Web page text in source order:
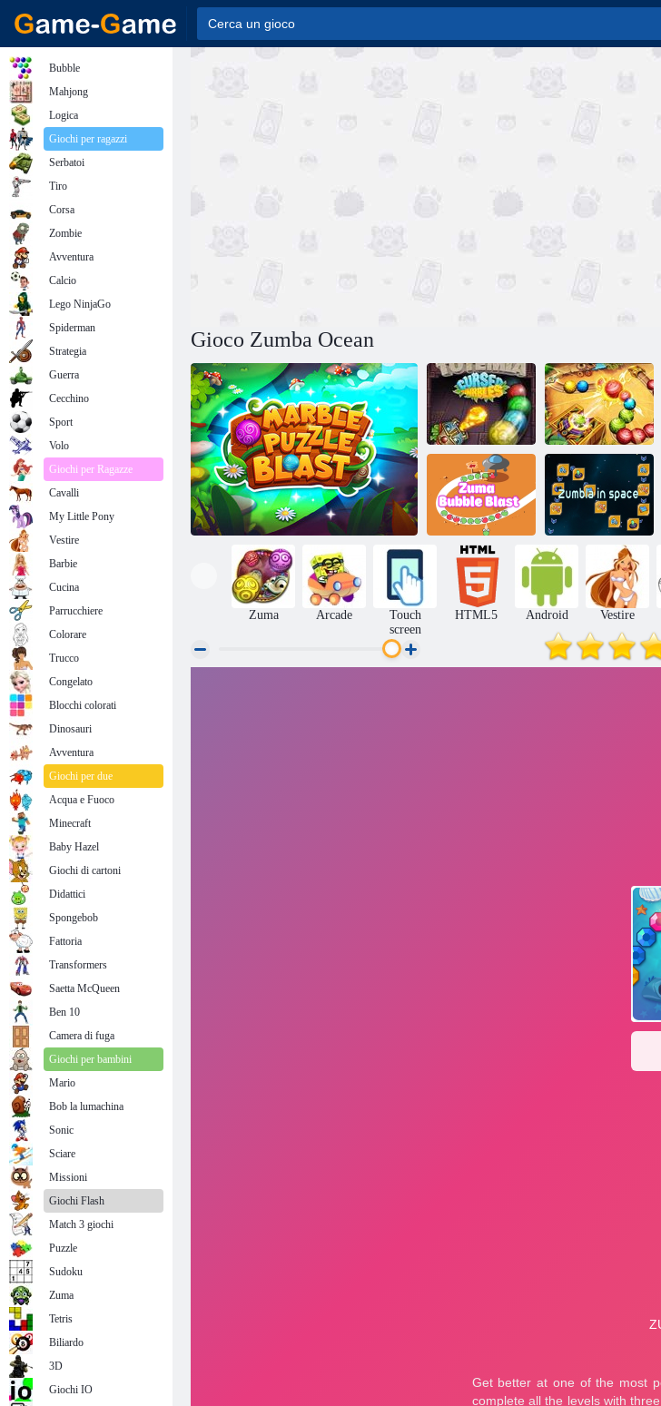
Gioco Zumba Ocean
Totemia Marmi
Maledetti
Scatto di marmo
Zuma Bubble
Blast
Zumbla nello
spazio
Zuma Arcade
Touch
screen
HTML5 Android Vestire
Bubble
Mahjong
Logica
Giochi per ragazzi
Serbatoi
Tiro
Corsa
Zombie
Avventura
Calcio
Lego NinjaGo
Spiderman
Strategia
Guerra
Cecchino
Sport
Volo
Giochi per Ragazze
Cavalli
My Little Pony
Vestire
Barbie
Cucina
Parrucchiere
Colorare
Trucco
Congelato
Blocchi colorati
Dinosauri
Avventura
Giochi per due
Acqua e Fuoco
Minecraft
Baby Hazel
Giochi di cartoni
Didattici
Spongebob
Fattoria
Transformers
Saetta McQueen
Ben 10
Camera di fuga
Giochi per bambini
Mario
Bob la lumachina
Sonic
Sciare
Missioni
Giochi Flash
Match 3 giochi
Puzzle
Sudoku
Zuma
Tetris
Biliardo
3D
Giochi IO